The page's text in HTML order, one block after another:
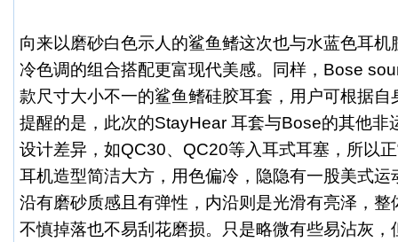
向来以磨砂白色示人的鲨鱼鳍这次也与水蓝色耳
冷色调的组合搭配更富现代美感。同样，Bose
款尺寸大小不一的鲨鱼鳍硅胶耳套，用户可根据自
提醒的是，此次的StayHear 耳套与Bose的其他非
设计差异，如QC30、QC20等入耳式耳塞，所以
耳机造型简洁大方，用色偏冷，隐隐有一股美式运
沿有磨砂质感且有弹性，内沿则是光滑有亮泽，整
不慎掉落也不易刮花磨损。只是略微有些易沾灰，